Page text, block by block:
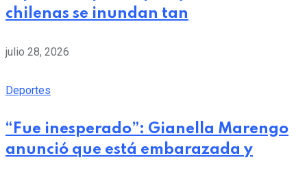
chilenas se inundan tan
julio 28, 2026
Deportes
“Fue inesperado”: Gianella Marengo
anunció que está embarazada y